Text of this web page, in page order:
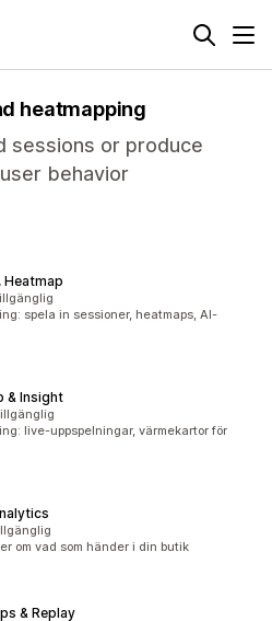
heatmapping
sessions or produce
behavior
Heatmap
spela in sessioner, heatmaps, AI-
& Insight
live-uppspelningar, värmekartor för
om vad som händer i din butik
& Replay